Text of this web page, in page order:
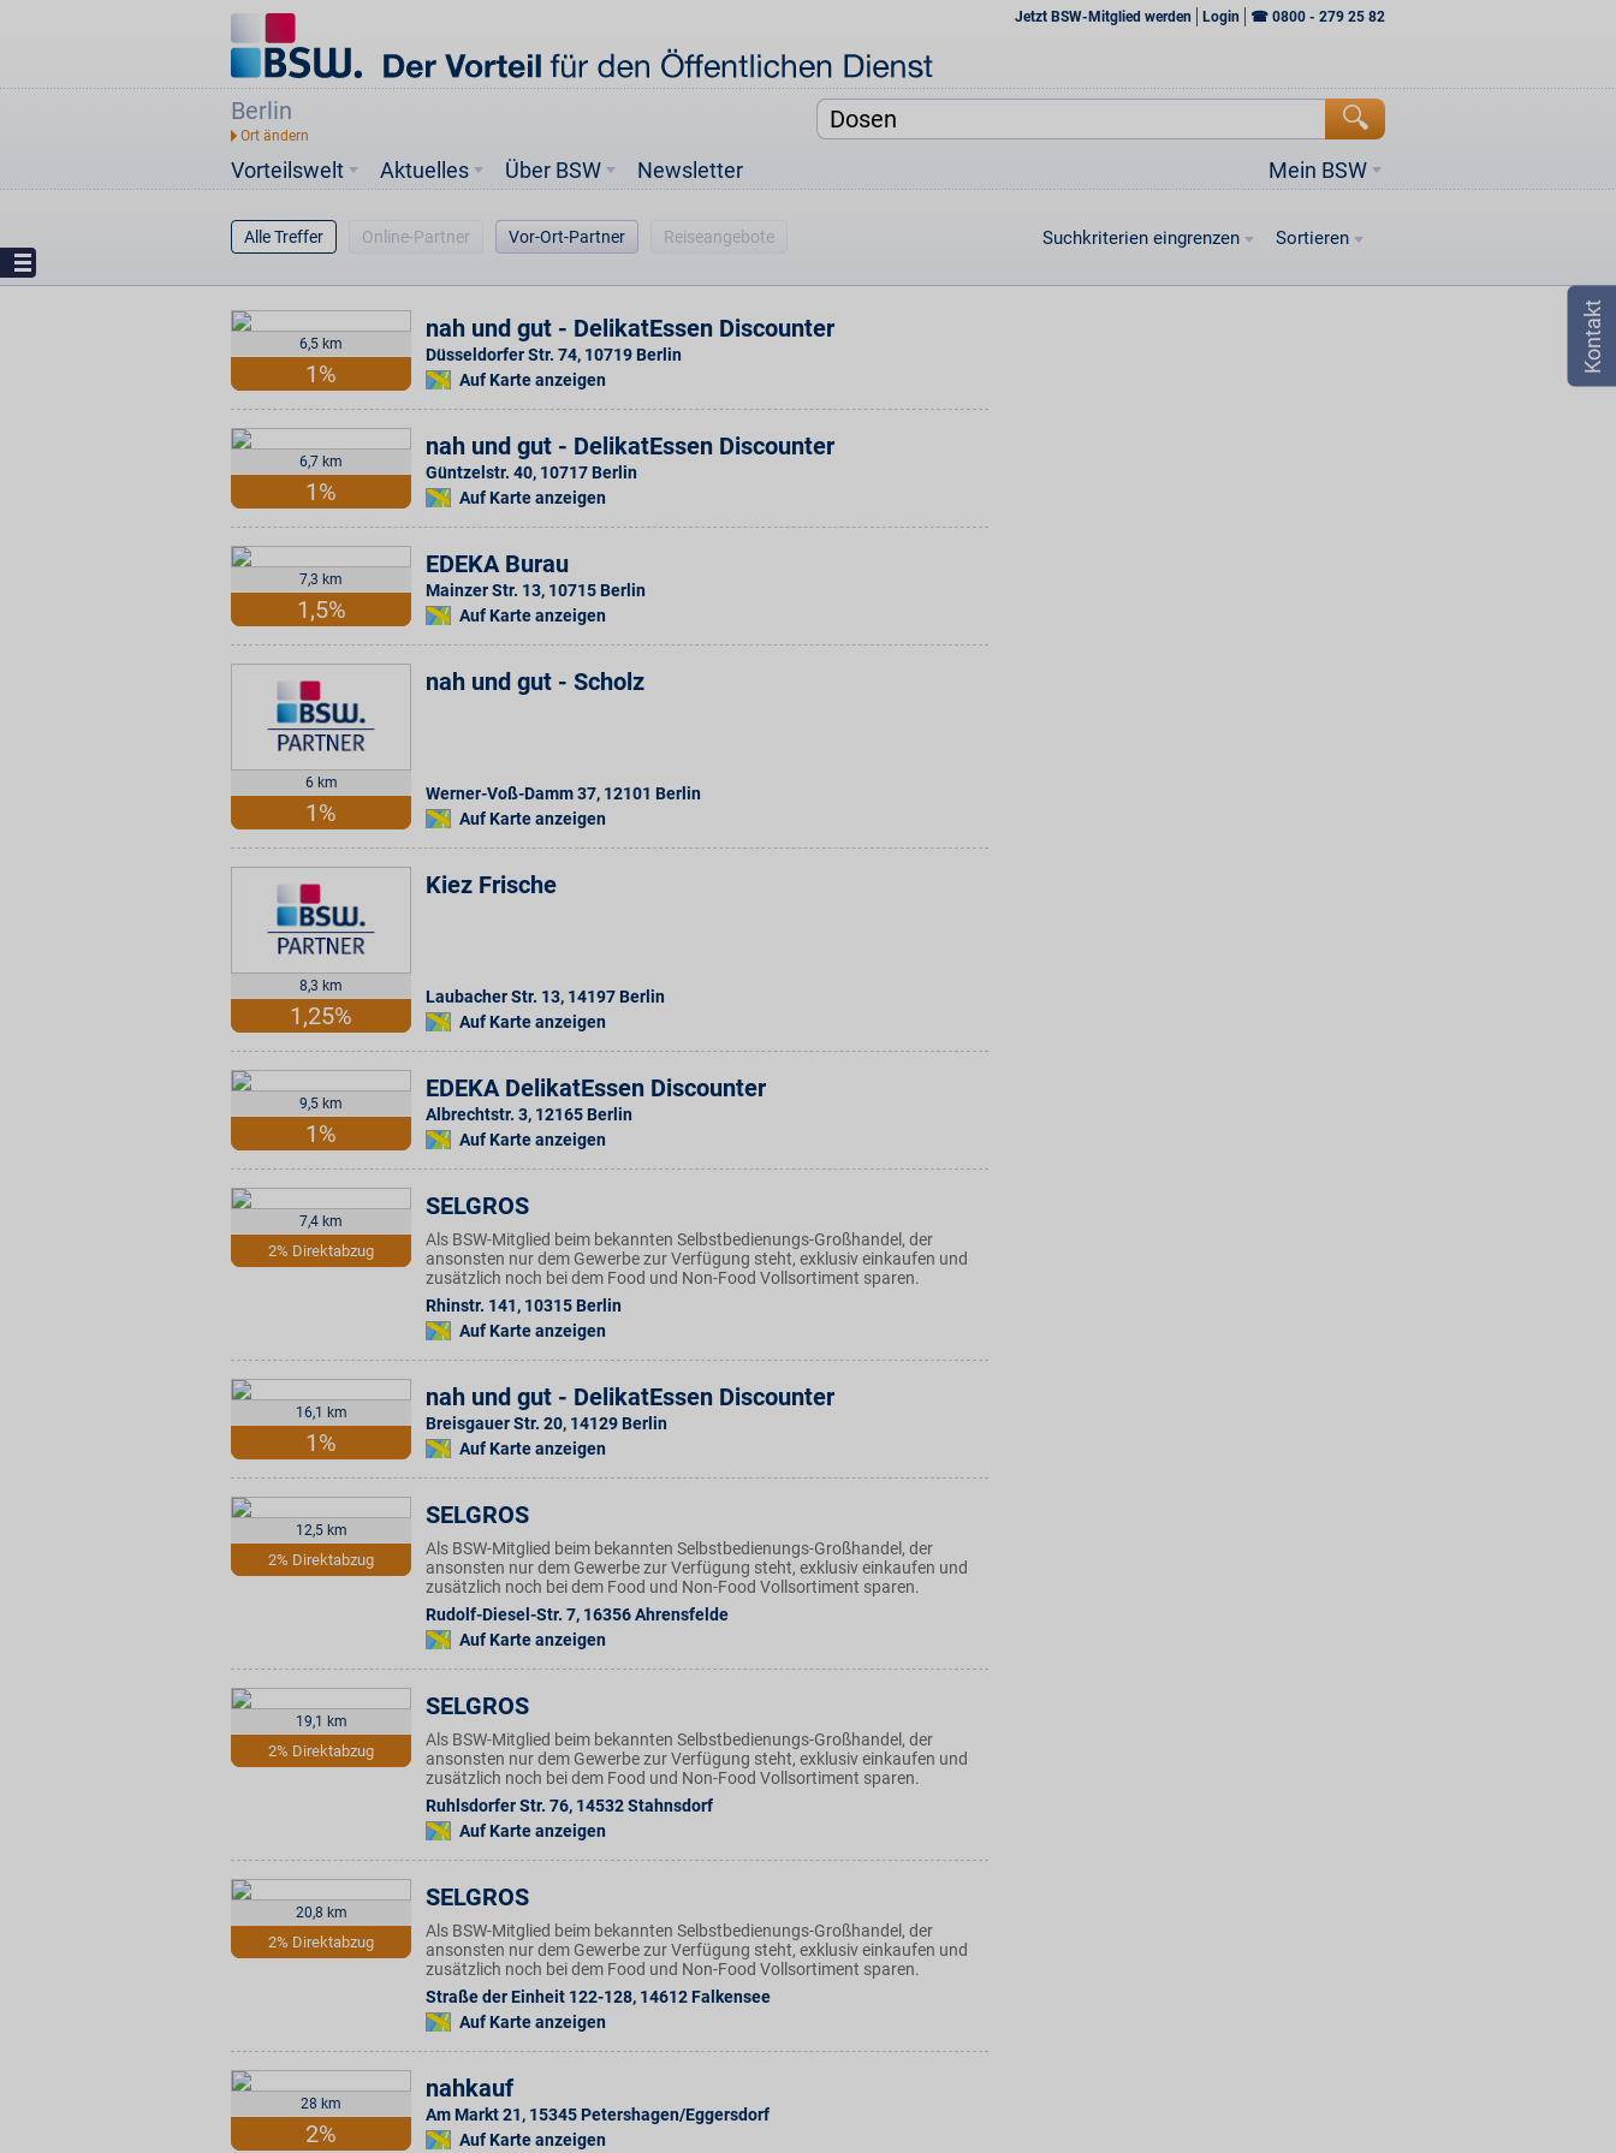
Jetzt BSW-Mitglied werden Login ☎ 0800 - 279 25 82
Berlin
Vorteilswelt Mein BSW
Aktuelles Über BSW Newsletter
Alle Treffer Online-Partner Vor-Ort-Partner Reiseangebote Suchkriterien eingrenzen Sortieren
6,5 km
1%
nah und gut - DelikatEssen Discounter
Düsseldorfer Str. 74, 10719 Berlin
Auf Karte anzeigen
6,7 km
1%
nah und gut - DelikatEssen Discounter
Güntzelstr. 40, 10717 Berlin
Auf Karte anzeigen
7,3 km
1,5%
EDEKA Burau
Mainzer Str. 13, 10715 Berlin
Auf Karte anzeigen
6 km
1%
nah und gut - Scholz
Werner-Voß-Damm 37, 12101 Berlin
Auf Karte anzeigen
8,3 km
1,25%
Kiez Frische
Laubacher Str. 13, 14197 Berlin
Auf Karte anzeigen
9,5 km
1%
EDEKA DelikatEssen Discounter
Albrechtstr. 3, 12165 Berlin
Auf Karte anzeigen
7,4 km
2% Direktabzug
SELGROS
Als BSW-Mitglied beim bekannten Selbstbedienungs-Großhandel, der
ansonsten nur dem Gewerbe zur Verfügung steht, exklusiv einkaufen und
zusätzlich noch bei dem Food und Non-Food Vollsortiment sparen.
Rhinstr. 141, 10315 Berlin
Auf Karte anzeigen
16,1 km
1%
nah und gut - DelikatEssen Discounter
Breisgauer Str. 20, 14129 Berlin
Auf Karte anzeigen
12,5 km
2% Direktabzug
SELGROS
Als BSW-Mitglied beim bekannten Selbstbedienungs-Großhandel, der
ansonsten nur dem Gewerbe zur Verfügung steht, exklusiv einkaufen und
zusätzlich noch bei dem Food und Non-Food Vollsortiment sparen.
Rudolf-Diesel-Str. 7, 16356Ahrensfelde
Auf Karte anzeigen
19,1 km
2% Direktabzug
SELGROS
Als BSW-Mitglied beim bekannten Selbstbedienungs-Großhandel, der
ansonsten nur dem Gewerbe zur Verfügung steht, exklusiv einkaufen und
zusätzlich noch bei dem Food und Non-Food Vollsortiment sparen.
Ruhlsdorfer Str. 76, 14532Stahnsdorf
Auf Karte anzeigen
20,8 km
2% Direktabzug
SELGROS
Als BSW-Mitglied beim bekannten Selbstbedienungs-Großhandel, der
ansonsten nur dem Gewerbe zur Verfügung steht, exklusiv einkaufen und
zusätzlich noch bei dem Food und Non-Food Vollsortiment sparen.
Straße der Einheit 122-128, 14612 Falkensee
Auf Karte anzeigen
28 km
2%
nahkauf
Am Markt 21, 15345 Petershagen/Eggersdorf
Auf Karte anzeigen